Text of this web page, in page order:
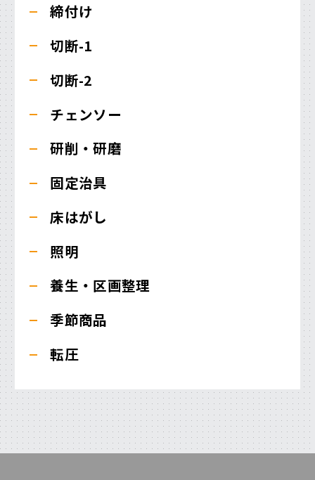
締付け
切断-1
切断-2
チェンソー
研削・研磨
固定治具
床はがし
照明
養生・区画整理
季節商品
転圧